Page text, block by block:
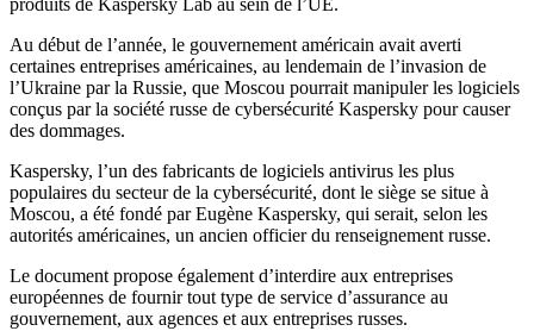
produits de Kaspersky Lab au sein de l’UE.
Au début de l’année, le gouvernement américain avait averti
certaines entreprises américaines, au lendemain de l’invasion de
l’Ukraine par la Russie, que Moscou pourrait manipuler les logiciels
conçus par la société russe de cybersécurité Kaspersky pour causer
des dommages.
Kaspersky, l’un des fabricants de logiciels antivirus les plus
populaires du secteur de la cybersécurité, dont le siège se situe à
Moscou, a été fondé par Eugène Kaspersky, qui serait, selon les
autorités américaines, un ancien officier du renseignement russe.
Le document propose également d’interdire aux entreprises
européennes de fournir tout type de service d’assurance au
gouvernement, aux agences et aux entreprises russes.